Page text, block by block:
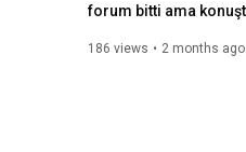
186 views 2 months ago